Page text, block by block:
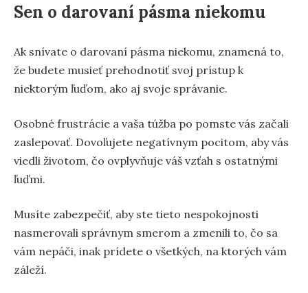
Sen o darovaní pásma niekomu
Ak snívate o darovaní pásma niekomu, znamená to,
že budete musieť prehodnotiť svoj prístup k
niektorým ľuďom, ako aj svoje správanie.
Osobné frustrácie a vaša túžba po pomste vás začali
zaslepovať. Dovoľujete negatívnym pocitom, aby vás
viedli životom, čo ovplyvňuje váš vzťah s ostatnými
ľuďmi.
Musíte zabezpečiť, aby ste tieto nespokojnosti
nasmerovali správnym smerom a zmenili to, čo sa
vám nepáči, inak prídete o všetkých, na ktorých vám
záleží.